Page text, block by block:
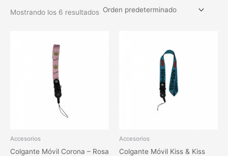
Mostrando los 6 resultados
Accesorios
Colgante Móvil Corona – Rosa
Accesorios
Colgante Móvil Kiss & Kiss